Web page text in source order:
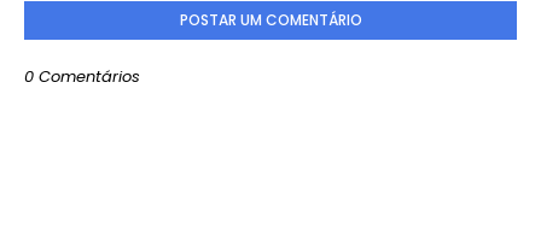
POSTAR UM COMENTÁRIO
0 Comentários